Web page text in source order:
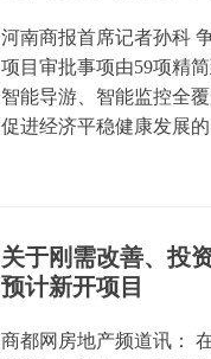
河南商报首席记者孙科
项目审批事项由59项精
智能导游、智能监控全
促进经济平稳健康发展的
关于刚需改善、投
预计新开项目
商都网房地产频道讯：